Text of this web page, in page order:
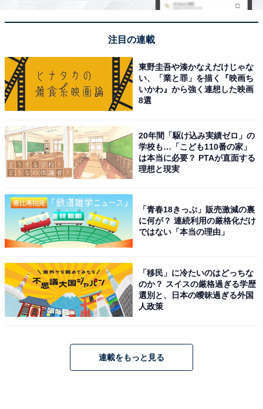
19位までの全ランキング結果を見
こちらもおすすめ
【平成20年以降放送】好きだったドラマランキ
ング！ 2位『コード・ブルー』を2票差で抑えた
1位は？
注目の連載
東野圭吾や湊かなえだけじゃな
い、「業と罪」を描く『映画ち
いかわ』から強く連想した映画
8選
20年間「駆け込み実績ゼロ」の
学校も…「こども110番の家」
は本当に必要？ PTAが直面する
理想と現実
「青春18きっぷ」販売激減の裏
に何が？ 連続利用の厳格化だけ
ではない「本当の理由」
「移民」に冷たいのはどっちな
のか？ スイスの厳格過ぎる学歴
選別と、日本の曖昧過ぎる外国
人政策
連載をもっと見る